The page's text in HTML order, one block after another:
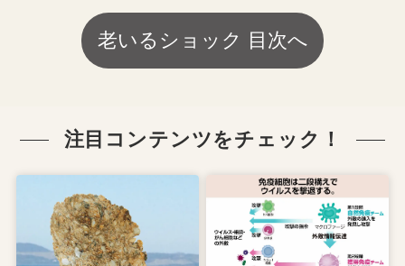
老いるショック 目次へ
注目コンテンツをチェック！